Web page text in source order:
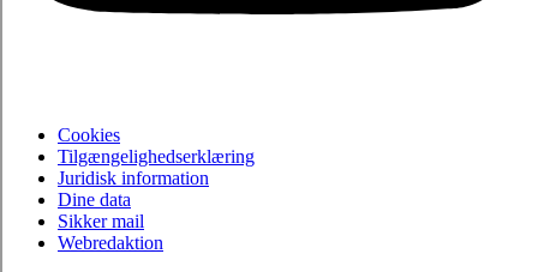
Cookies
Tilgængelighedserklæring
Juridisk information
Dine data
Sikker mail
Webredaktion